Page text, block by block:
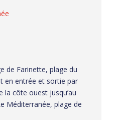
de Farinette, plage du
en entrée et sortie par
la côte ouest jusqu’au
Méditerranée, plage de